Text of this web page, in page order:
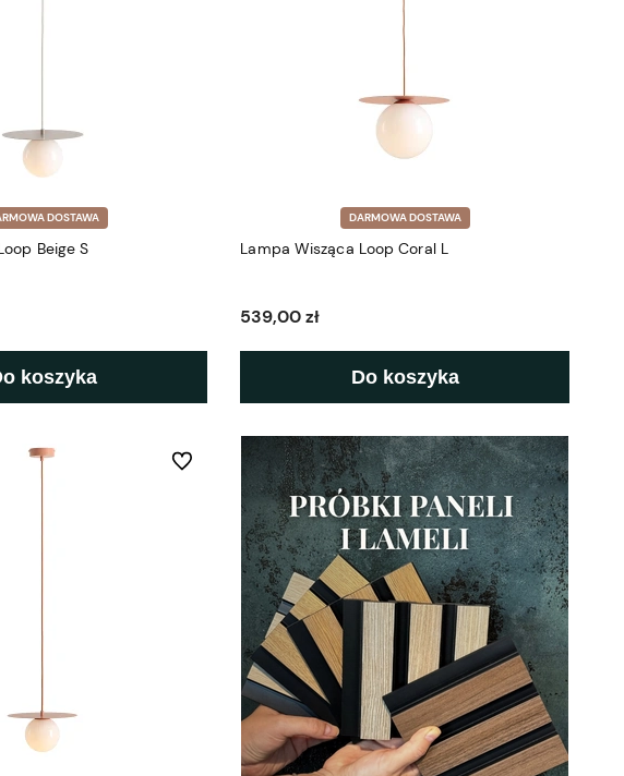
DOSTAWA
Beige S
koszyka
DARMOWA DOSTAWA
Lampa Wisząca Loop Coral L
539,00 zł
Do koszyka
Do ulubionych